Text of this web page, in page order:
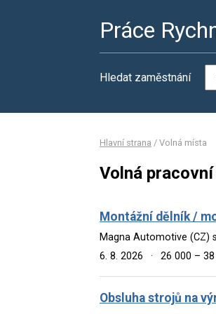
Práce
Hledat zaměstnání
Hlavní strana / Volná místa
Volná
Montážní dělník /
Magna Automotive (CZ)
6. 8. 2026
· 26 000 –
Obsluha strojů na